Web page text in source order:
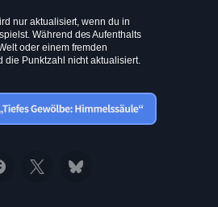
nur aktualisiert, wenn du in
Während des Aufenthalts
oder einem fremden
die Punktzahl nicht aktualisiert.